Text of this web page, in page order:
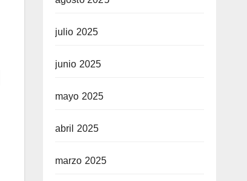
julio 2025
junio 2025
mayo 2025
abril 2025
marzo 2025